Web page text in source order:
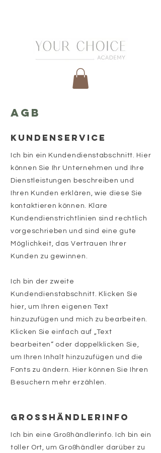
AGB
KUNDENSERVICE
Ich bin ein Kundendienstabschnitt. Hier
können Sie Ihr Unternehmen und Ihre
Dienstleistungen beschreiben und
Ihren Kunden erklären, wie diese Sie
kontaktieren können. Klare
Kundendienstrichtlinien sind rechtlich
vorgeschrieben und sind eine gute
Möglichkeit, das Vertrauen Ihrer
Kunden zu gewinnen.
Ich bin der zweite
Kundendienstabschnitt. Klicken Sie
hier, um Ihren eigenen Text
hinzuzufügen und mich zu bearbeiten.
Klicken Sie einfach auf „Text
bearbeiten“ oder doppelklicken Sie,
um Ihren Inhalt hinzuzufügen und die
Fonts zu ändern. Hier können Sie Ihren
Besuchern mehr erzählen.
GROSSHÄNDLERINFO
Ich bin eine Großhändlerinfo. Ich bin ein
toller Ort, um Großhändler darüber zu